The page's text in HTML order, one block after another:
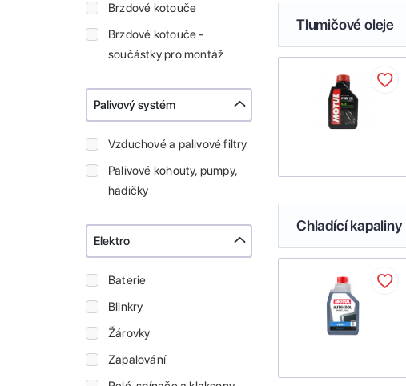
Brzdové kotouče
Brzdové kotouče -
součástky pro montáž
Palivový systém
Vzduchové a palivové filtry
Palivové kohouty, pumpy,
hadičky
Elektro
Baterie
Blinkry
Žárovky
Zapalování
Tlumičové oleje
Chladící kapaliny